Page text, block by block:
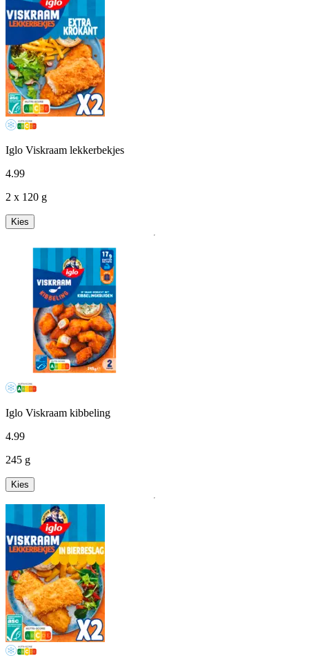
Iglo Viskraam lekkerbekjes
4.99
2 x 120 g
Kies
Iglo Viskraam kibbeling
4.99
245 g
Kies